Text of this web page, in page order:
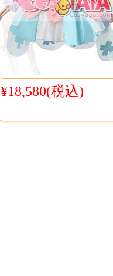
¥18,580(税込)